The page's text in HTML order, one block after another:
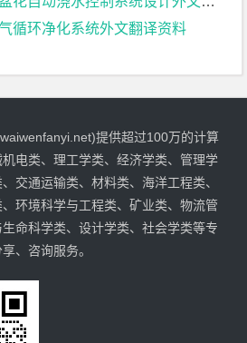
循环净化系统外文翻译资料
提供超过100万的计算
电类、理工学类、经济学类、管理学
交通运输类、材料类、海洋工程类、
环境科学与工程类、矿业类、物流管
命科学类、设计学类、社会学类等专
、咨询服务。